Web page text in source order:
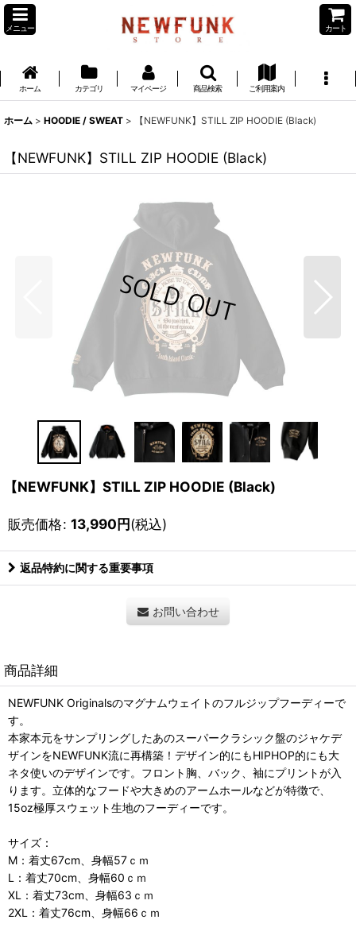
メニュー カート
ホーム カテゴリ マイページ 商品検索 ご利用案内
ホーム > HOODIE / SWEAT > 【NEWFUNK】STILL ZIP HOODIE (Black)
【NEWFUNK】STILL ZIP HOODIE (Black)
【NEWFUNK】STILL ZIP HOODIE (Black)
販売価格: 13,990円(税込)
返品特約に関する重要事項
お問い合わせ
商品詳細
NEWFUNK Originalsのマグナムウェイトのフルジップフーディーで
す。
本家本元をサンプリングしたあのスーパークラシック盤のジャケデ
ザインをNEWFUNK流に再構築！デザイン的にもHIPHOP的にも大
ネタ使いのデザインです。フロント胸、バック、袖にプリントが入
ります。立体的なフードや大きめのアームホールなどが特徴で、
15oz極厚スウェット生地のフーディーです。
サイズ：
M：着丈67cm、身幅57ｃｍ
L：着丈70cm、身幅60ｃｍ
XL：着丈73cm、身幅63ｃｍ
2XL：着丈76cm、身幅66ｃｍ